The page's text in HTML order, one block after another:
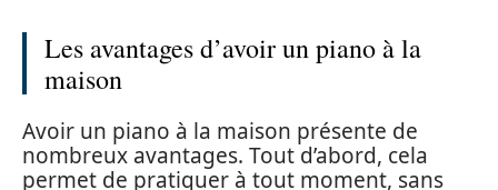
Les avantages d’avoir un piano à la
maison
Avoir un piano à la maison présente de
nombreux avantages. Tout d’abord, cela
permet de pratiquer à tout moment, sans